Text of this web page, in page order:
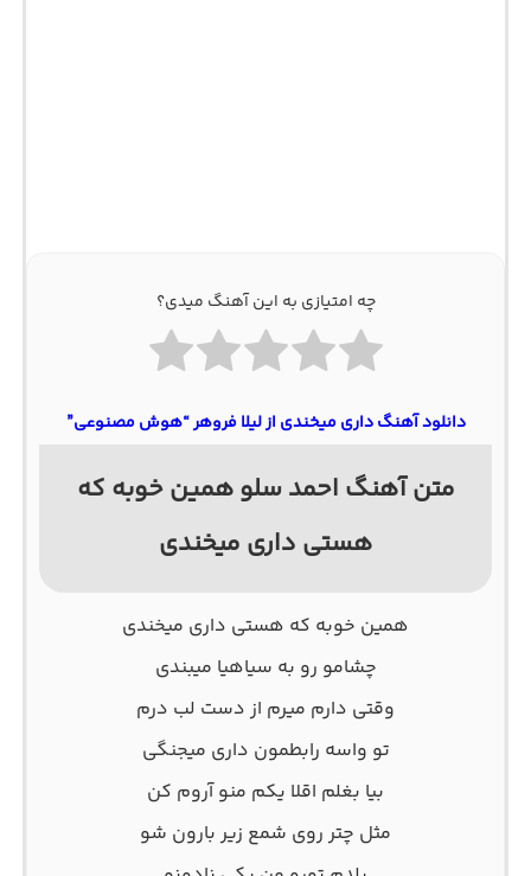
چه امتیازی به این آهنگ میدی؟
دانلود آهنگ داری میخندی از لیلا فروهر “هوش مصنوعی”
متن آهنگ احمد سلو همین خوبه که
هستی داری میخندی
همین خوبه که هستی داری میخندی
چشامو رو به سیاهیا میبندی
وقتی دارم میرم از دست لب درم
تو واسه رابطمون داری میجنگی
بیا بغلم اقلا یکم منو آروم کن
مثل چتر روی شمع زیر بارون شو